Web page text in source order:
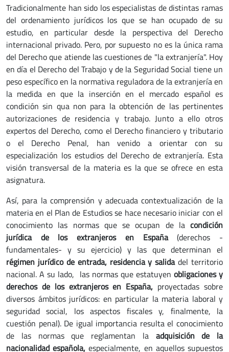
Tradicionalmente han sido los especialistas de distintas ramas
del ordenamiento jurídicos los que se han ocupado de su
estudio, en particular desde la perspectiva del Derecho
internacional privado. Pero, por supuesto no es la única rama
del Derecho que atiende las cuestiones de "la extranjería". Hoy
en día el Derecho del Trabajo y de la Seguridad Social tiene un
peso específico en la normativa reguladora de la extranjería en
la medida en que la inserción en el mercado español es
condición sin qua non para la obtención de las pertinentes
autorizaciones de residencia y trabajo. Junto a ello otros
expertos del Derecho, como el Derecho financiero y tributario
o el Derecho Penal, han venido a orientar con su
especialización los estudios del Derecho de extranjería. Esta
visión transversal de la materia es la que se ofrece en esta
asignatura.
Así, para la comprensión y adecuada contextualización de la
materia en el Plan de Estudios se hace necesario iniciar con el
conocimiento las normas que se ocupan de lacondición
jurídica de los extranjeros en España(derechos -
fundamentales- y su ejercicio) y las que determinan el
régimen jurídico de entrada, residencia y salidadel territorio
nacional. A su lado, las normas que estatuyen obligaciones y
derechos de los extranjeros en España, proyectadas sobre
diversos ámbitos jurídicos: en particular la materia laboral y
seguridad social, los aspectos fiscales y, finalmente, la
cuestión penal). De igual importancia resulta el conocimiento
de las normas que reglamentan la adquisición de la
nacionalidad española,especialmente, en aquellos supuestos